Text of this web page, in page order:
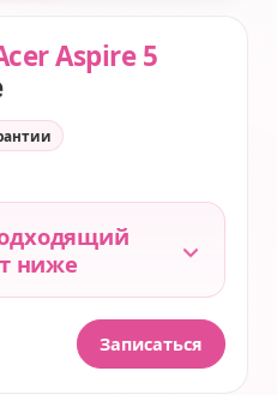
Aspire 5
ниже
Записаться